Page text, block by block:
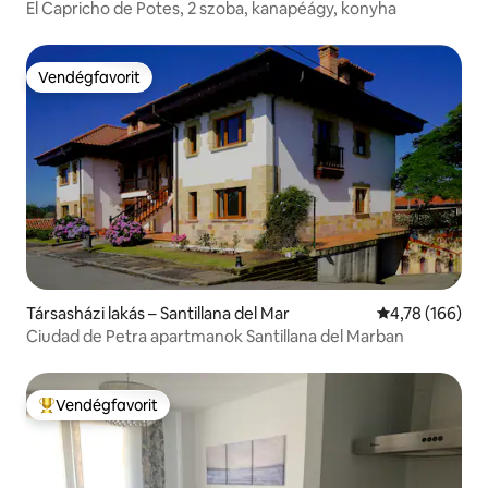
El Capricho de Potes, 2 szoba, kanapéágy, konyha
Vendégfavorit
Vendégfavorit
Társasházi lakás – Santillana del Mar Átlagos
4,78 (166)
Ciudad de Petra apartmanok Santillana del Marban
Kiemelt vendégfavorit
Vendégfavorit